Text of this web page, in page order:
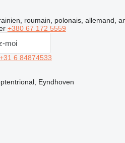
roumain, polonais, allemand,
+380 67 172 5559
moi
+31 6 84874533
Eyndhoven